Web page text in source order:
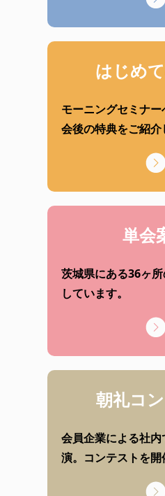
はじめ
モーニングセミナ
会後の特典をご紹介
単会
茨城県にある36ヶ
しています。
朝礼コ
会員企業による社
演。コンテストを開